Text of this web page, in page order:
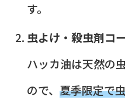
す。
虫よけ・殺虫剤コ
ハッカ油は天然の
ので、 夏季限定で